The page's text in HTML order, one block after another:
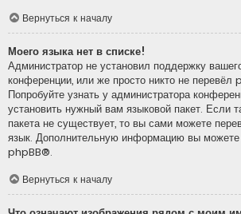
Вернуться к началу
Моего языка нет в списке!
Администратор не установил поддержку
конференции, или же просто никто не перевёл
Попробуйте узнать у администратора
установить нужный вам языковой пакет. Если
пакета не существует, то вы сами можете
язык. Дополнительную информацию вы можете
phpBB®.
Вернуться к началу